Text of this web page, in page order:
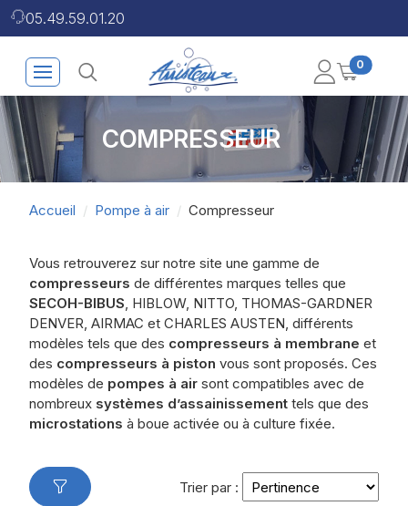
05.49.59.01.20
0
COMPRESSEUR
Accueil Pompe à air Compresseur
Vous retrouverez sur notre site une gamme de
compresseurs de différentes marques telles que
SECOH-BIBUS, HIBLOW, NITTO, THOMAS-GARDNER
DENVER, AIRMAC et CHARLES AUSTEN, différents
modèles tels que des compresseurs à membrane et
des compresseurs à piston vous sont proposés. Ces
modèles de pompes à air sont compatibles avec de
nombreux systèmes d’assainissement tels que des
microstations à boue activée ou à culture fixée.
Trier par :